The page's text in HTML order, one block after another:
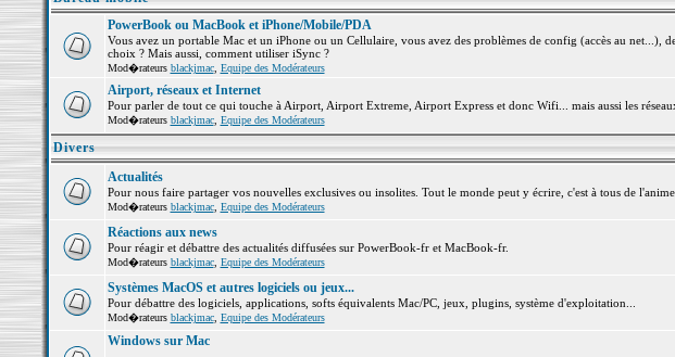
PowerBook ou MacBook et iPhone/Mobile/PDA
Vous avez un portable Mac et un iPhone ou un Cellulaire, vous avez des problèmes de config (accès au
choix ? Mais aussi, comment utiliser iSync ?
Mod�rateurs blackjmac, Equipe des Modérateurs
Airport, réseaux et Internet
Pour parler de tout ce qui touche à Airport, Airport Extreme, Airport Express et donc Wifi... mais aussi les
Mod�rateurs blackjmac, Equipe des Modérateurs
Divers
Actualités
Pour nous faire partager vos nouvelles exclusives ou insolites. Tout le monde peut y écrire, c'est à tous de
Mod�rateurs blackjmac, Equipe des Modérateurs
Réactions aux news
Pour réagir et débattre des actualités diffusées sur PowerBook-fr et MacBook-fr.
Mod�rateurs blackjmac, Equipe des Modérateurs
Systèmes MacOS et autres logiciels ou jeux...
Pour débattre des logiciels, applications, softs équivalents Mac/PC, jeux, plugins, système d'exploitation...
Mod�rateurs blackjmac, Equipe des Modérateurs
Windows sur Mac